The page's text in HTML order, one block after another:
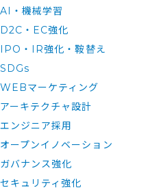
AI・機械学習
D2C・EC強化
IPO・IR強化・鞍替え
SDGs
WEBマーケティング
アーキテクチャ設計
エンジニア採用
オープンイノベーション
ガバナンス強化
セキュリティ強化